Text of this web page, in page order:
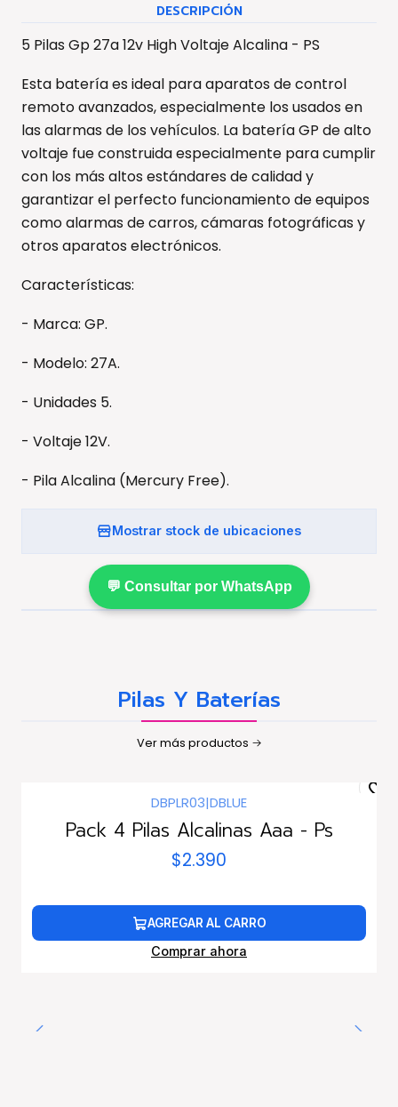
DESCRIPCIÓN
5 Pilas Gp 27a 12v High Voltaje Alcalina - PS
Esta batería es ideal para aparatos de control
remoto avanzados, especialmente los usados en
las alarmas de los vehículos. La batería GP de alto
voltaje fue construida especialmente para cumplir
con los más altos estándares de calidad y
garantizar el perfecto funcionamiento de equipos
como alarmas de carros, cámaras fotográficas y
otros aparatos electrónicos.
Características:
- Marca: GP.
- Modelo: 27A.
- Unidades 5.
- Voltaje 12V.
- Pila Alcalina (Mercury Free).
Mostrar stock de ubicaciones
💬 Consultar por WhatsApp
Pilas Y Baterías
Ver más productos
DBPLR03|DBLUE
Pack 4 Pilas Alcalinas Aaa - Ps
$2.390
AGREGAR AL CARRO
Comprar ahora